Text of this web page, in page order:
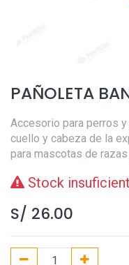
PAÑOLETA
Accesorio para perros
cuello y cabeza de la
para mascotas de
Stock
S/ 26.00